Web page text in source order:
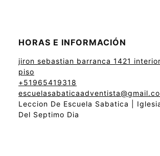
HORAS E INFORMACIÓN
jiron sebastian barranca 1421
piso
+51965419318
Leccion De Escuela Sabatica |
Del Septimo Dia